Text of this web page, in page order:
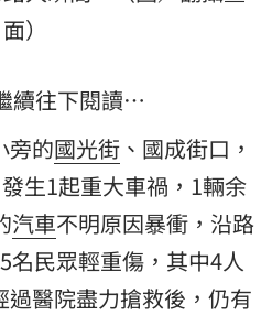
面）
續往下閱讀…
旁的國光街 、國成街口，
生1起重大車禍，1輛余
汽車不明原因暴衝，沿路
名民眾輕重傷，其中4人
醫院盡力搶救後，仍有